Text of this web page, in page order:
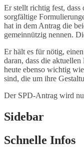
Er stellt richtig fest,
sorgfältige
hat in dem Antrag die
gemeinnützig nennen.
Er hält es für nötig,
daran, dass die
heute ebenso wichtig
sind, die um ihre
Der SPD-Antrag wird
Sidebar
Schnelle Infos